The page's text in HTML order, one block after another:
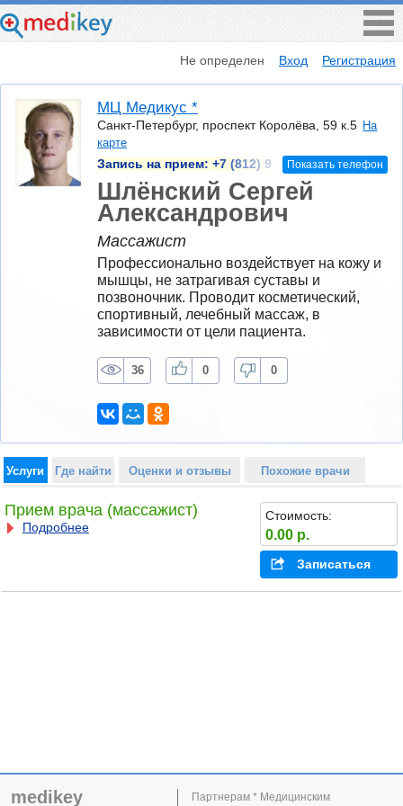
Не определен Вход Регистрация
МЦ Медикус *
Санкт-Петербург, проспект Королёва, 59 к.5 На
карте
Запись на прием: +7 (812) 9 Показать телефон
Шлёнский Сергей
Александрович
Массажист
Профессионально воздействует на кожу и
мышцы, не затрагивая суставы и
позвоночник. Проводит косметический,
спортивный, лечебный массаж, в
зависимости от цели пациента.
36 0 0
Услуги Где найти Оценки и отзывы Похожие врачи
Прием врача (массажист)
Подробнее
Стоимость:
0.00 р.
Записаться
medikey
Партнерам * Медицинским